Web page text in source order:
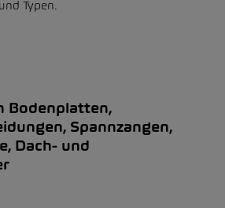
Typen.
Bodenplatten,
Spannzangen,
Dach- und